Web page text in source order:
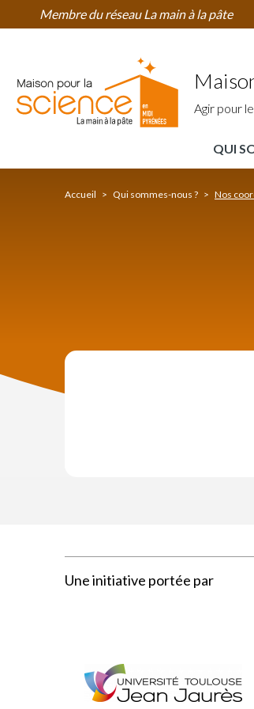
coordonnées
Membre du réseau La main à la pâte
Agir pour
QUI
Accueil Qui sommes-nous ? Nos
Une initiative portée par